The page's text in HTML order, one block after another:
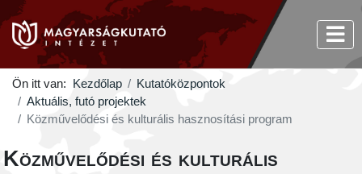
Ön itt van: Kezdőlap
Kutatóközpontok
Aktuális, futó projektek
Közművelődési és kulturális hasznosítási program
Közművelődési és kulturális